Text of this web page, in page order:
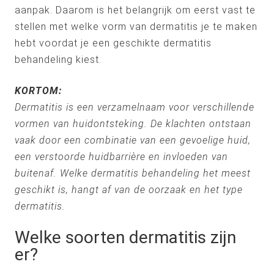
aanpak. Daarom is het belangrijk om eerst vast te
stellen met welke vorm van dermatitis je te maken
hebt voordat je een geschikte dermatitis
behandeling kiest.
KORTOM:
Dermatitis is een verzamelnaam voor verschillende
vormen van huidontsteking. De klachten ontstaan
vaak door een combinatie van een gevoelige huid,
een verstoorde huidbarrière en invloeden van
buitenaf. Welke dermatitis behandeling het meest
geschikt is, hangt af van de oorzaak en het type
dermatitis.
Welke soorten dermatitis zijn
er?